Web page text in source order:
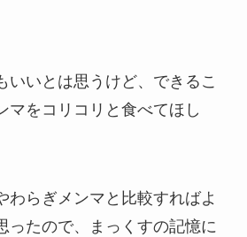
いいとは思うけど、できるこ
マをコリコリと食べてほし
わらぎメンマと比較すればよ
ったので、まっくすの記憶に